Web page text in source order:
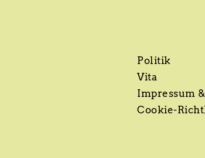
Politik
Vita
Impressum
Cookie-